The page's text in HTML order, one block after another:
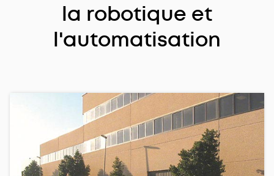
la robotique et
l'automatisation